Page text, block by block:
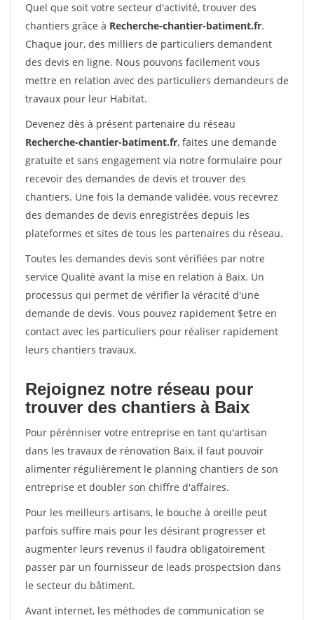
Quel que soit votre secteur d'activité, trouver des
chantiers grâce à Recherche-chantier-batiment.fr.
Chaque jour, des milliers de particuliers demandent
des devis en ligne. Nous pouvons facilement vous
mettre en relation avec des particuliers demandeurs de
travaux pour leur Habitat.
Devenez dès à présent partenaire du réseau
Recherche-chantier-batiment.fr, faites une demande
gratuite et sans engagement via notre formulaire pour
recevoir des demandes de devis et trouver des
chantiers. Une fois la demande validée, vous recevrez
des demandes de devis enregistrées depuis les
plateformes et sites de tous les partenaires du réseau.
Toutes les demandes devis sont vérifiées par notre
service Qualité avant la mise en relation à Baix. Un
processus qui permet de vérifier la véracité d'une
demande de devis. Vous pouvez rapidement $etre en
contact avec les particuliers pour réaliser rapidement
leurs chantiers travaux.
Rejoignez notre réseau pour
trouver des chantiers à Baix
Pour pérénniser votre entreprise en tant qu'artisan
dans les travaux de rénovation Baix, il faut pouvoir
alimenter régulièrement le planning chantiers de son
entreprise et doubler son chiffre d'affaires.
Pour les meilleurs artisans, le bouche à oreille peut
parfois suffire mais pour les désirant progresser et
augmenter leurs revenus il faudra obligatoirement
passer par un fournisseur de leads prospectsion dans
le secteur du bâtiment.
Avant internet, les méthodes de communication se